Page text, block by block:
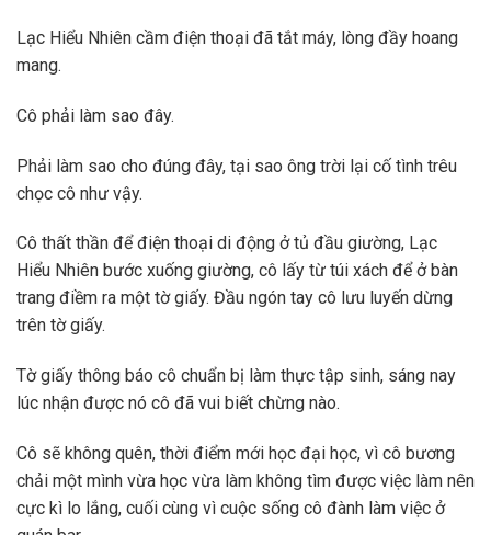
Lạc Hiểu Nhiên cầm điện thoại đã tắt máy, lòng đầy hoang
mang.
Cô phải làm sao đây.
Phải làm sao cho đúng đây, tại sao ông trời lại cố tình trêu
chọc cô như vậy.
Cô thất thần để điện thoại di động ở tủ đầu giường, Lạc
Hiểu Nhiên bước xuống giường, cô lấy từ túi xách để ở bàn
trang điềm ra một tờ giấy. Đầu ngón tay cô lưu luyến dừng
trên tờ giấy.
Tờ giấy thông báo cô chuẩn bị làm thực tập sinh, sáng nay
lúc nhận được nó cô đã vui biết chừng nào.
Cô sẽ không quên, thời điểm mới học đại học, vì cô bương
chải một mình vừa học vừa làm không tìm được việc làm nên
cực kì lo lắng, cuối cùng vì cuộc sống cô đành làm việc ở